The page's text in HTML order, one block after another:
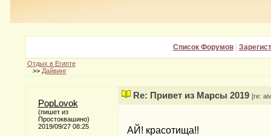
Список Форумов|
Отдых в Египте
>> Дайвинг
PopLovok
(пишет из
Простоквашино)
2019/09/27 08:25
Re: Привет из Марсы 2019 [re:
АЙ! красотища!!